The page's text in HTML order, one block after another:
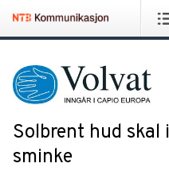
Solbrent hud skal
sminke